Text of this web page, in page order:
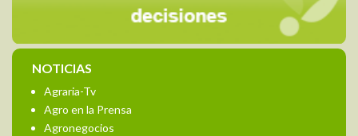
NOTICIAS
Agraria-Tv
Agro en la Prensa
Agronegocios